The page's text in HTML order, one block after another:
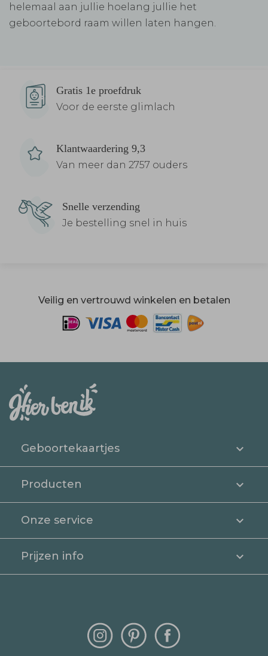
helemaal aan jullie hoelang jullie het
geboortebord raam willen laten hangen.
Gratis 1e proefdruk
Voor de eerste glimlach
Klantwaardering 9,3
Van meer dan 2757 ouders
Snelle verzending
Je bestelling snel in huis
Veilig en vertrouwd winkelen en betalen
Geboortekaartjes
Producten
Onze service
Prijzen info